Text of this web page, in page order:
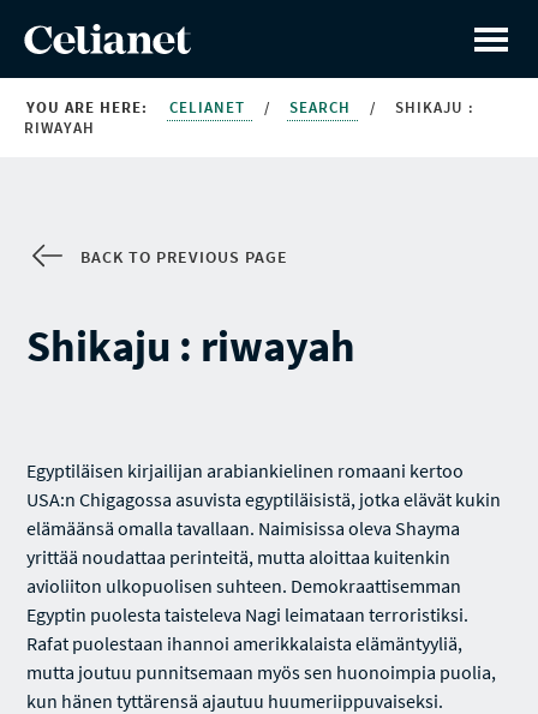
YOU ARE HERE: CELIANET / SEARCH /
SHIKAJU :
RIWAYAH
BACK TO PREVIOUS PAGE
Shikaju : riwayah
Egyptiläisen kirjailijan arabiankielinen romaani kertoo
USA:n Chigagossa asuvista egyptiläisistä, jotka elävät kukin
elämäänsä omalla tavallaan. Naimisissa oleva Shayma
yrittää noudattaa perinteitä, mutta aloittaa kuitenkin
avioliiton ulkopuolisen suhteen. Demokraattisemman
Egyptin puolesta taisteleva Nagi leimataan terroristiksi.
Rafat puolestaan ihannoi amerikkalaista elämäntyyliä,
mutta joutuu punnitsemaan myös sen huonoimpia puolia,
kun hänen tyttärensä ajautuu huumeriippuvaiseksi.